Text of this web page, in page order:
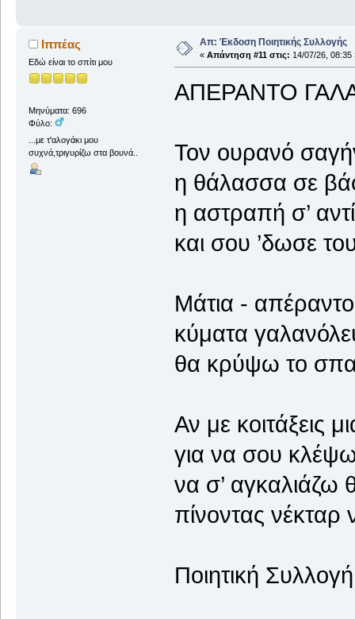
Ιππέας
Εδώ είναι το σπίτι μου
Μηνύματα: 696
Φύλο:
...με τ'αλογάκι μου
συχνά,τριγυρίζω στα βουνά..
Απ: Έκδοση Ποιητικής Συλλογής
« Απάντηση #11 στις: 14/07/26, 08:35
ΑΠΕΡΑΝΤΟ
Τον ουρανό
η θάλασσα σε
η αστραπή σ’
και σου ’δωσε
Μάτια -
κύματα
θα κρύψω το
Αν με κοιτάξεις
για να σου
να σ’
πίνοντας
Ποιητική